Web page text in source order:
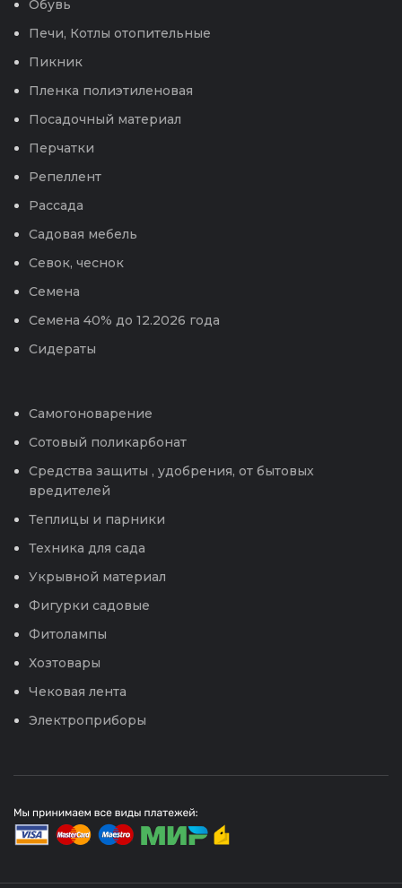
Обувь
Печи, Котлы отопительные
Пикник
Пленка полиэтиленовая
Посадочный материал
Перчатки
Репеллент
Рассада
Садовая мебель
Севок, чеснок
Семена
Семена 40% до 12.2026 года
Сидераты
Самогоноварение
Сотовый поликарбонат
Средства защиты , удобрения, от бытовых
вредителей
Теплицы и парники
Техника для сада
Укрывной материал
Фигурки садовые
Фитолампы
Хозтовары
Чековая лента
Электроприборы